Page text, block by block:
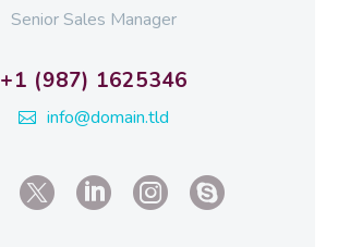
Senior Sales Manager
+1 (987) 1625346
info@domain.tld